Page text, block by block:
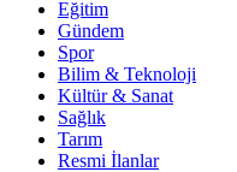
Eğitim
Gündem
Spor
Bilim & Teknoloji
Kültür & Sanat
Sağlık
Tarım
Resmi İlanlar